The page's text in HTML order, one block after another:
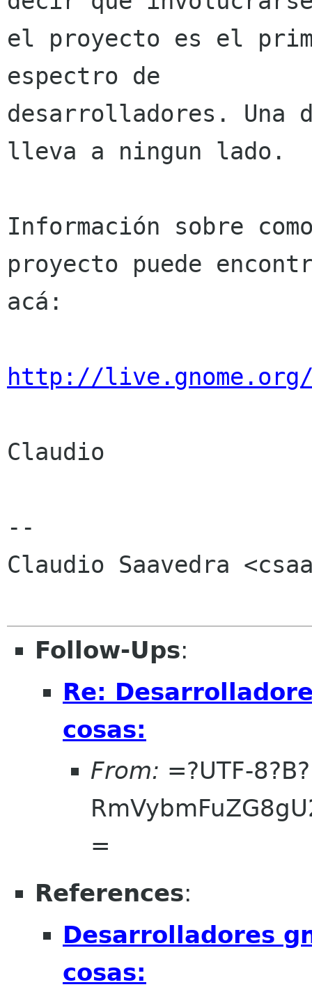
el proyecto es el
espectro de
desarrolladores. Una
lleva a ningun lado.
Información sobre
proyecto puede
acá:
http://live.gnome.org/
Claudio
--
Claudio Saavedra
Follow-Ups:
Re:
cosas:
From: =?UTF-8?B?
=
References:
Desarrolladores
cosas: